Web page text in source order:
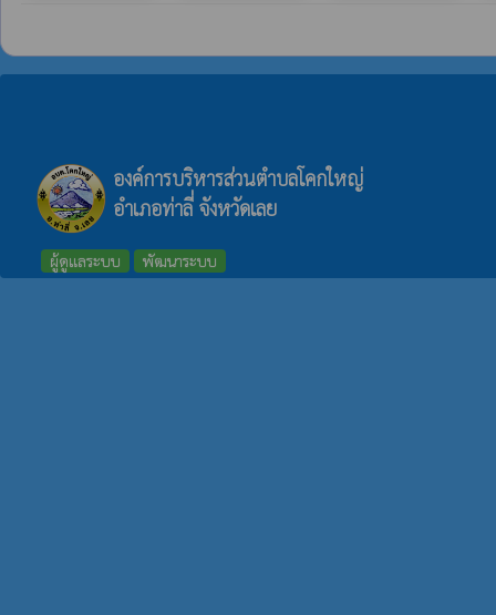
องค์การบริหารส่วนตำบลโคกใหญ่
อำเภอท่าลี่ จังหวัดเลย
ผู้ดูแลระบบ พัฒนาระบบ